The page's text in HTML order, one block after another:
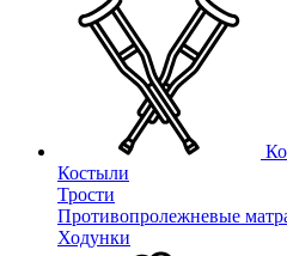
Костыли
Трости
Противопролежневые
Ходунки